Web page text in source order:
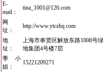
E-
mail：
tina_1001@126.com
网
址：
http://www.ytczhq.com
地
址：
上海市奉贤区解放东路1008号绿
地集团4号楼7层
季小
姐：
15221209271